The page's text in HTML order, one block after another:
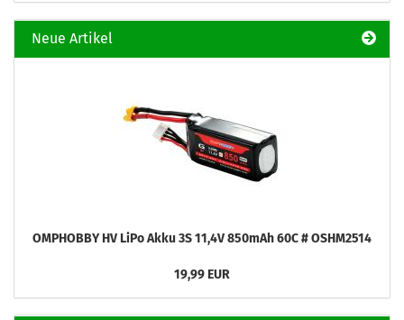
Neue Artikel
OMPHOBBY HV LiPo Akku 3S 11,4V 850mAh 60C # OSHM2514
19,99 EUR